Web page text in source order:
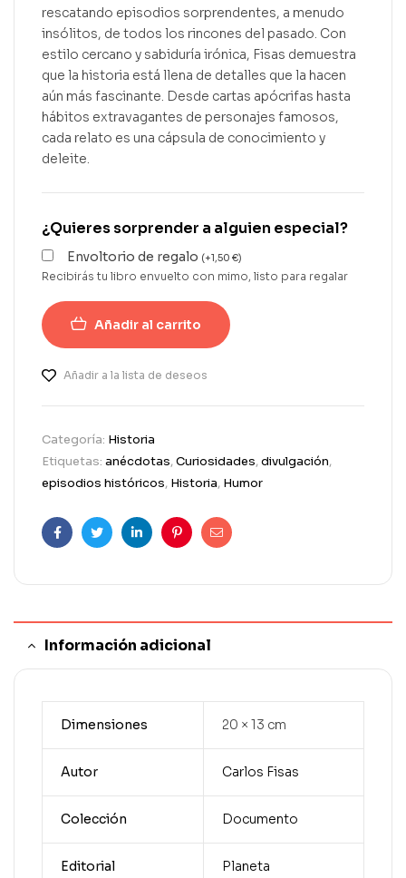
rescatando episodios sorprendentes, a menudo
insólitos, de todos los rincones del pasado. Con
estilo cercano y sabiduría irónica, Fisas demuestra
que la historia está llena de detalles que la hacen
aún más fascinante. Desde cartas apócrifas hasta
hábitos extravagantes de personajes famosos,
cada relato es una cápsula de conocimiento y
deleite.
¿Quieres sorprender a alguien especial?
Envoltorio de regalo (+1,50 €)
Recibirás tu libro envuelto con mimo, listo para regalar
Añadir al carrito
Añadir a la lista de deseos
Categoría: Historia
Etiquetas: anécdotas,Curiosidades,divulgación,
episodios históricos, Historia, Humor
FacebookTwitterLinkedinPinterestCorreo
Información adicional
Dimensiones 20 × 13 cm
Autor Carlos Fisas
Colección Documento
Editorial Planeta